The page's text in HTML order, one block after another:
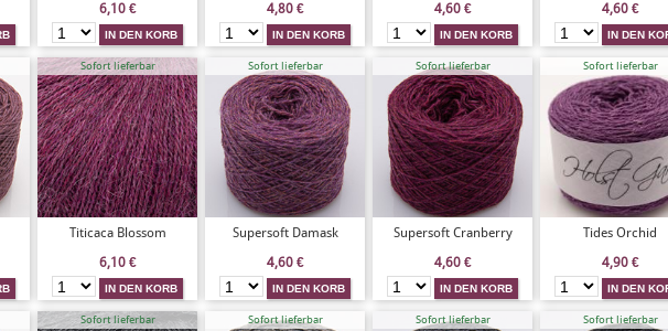
6,10 €
4,80 €
4,60 €
4,60 €
Sofort lieferbar
Titicaca Blossom
6,10 €
Sofort lieferbar
Supersoft Damask
4,60 €
Sofort lieferbar
Supersoft Cranberry
4,60 €
Sofort lieferbar
Tides Orchid
4,90 €
Sofort lieferbar Sofort lieferbar Sofort lieferbar Sofort lieferbar